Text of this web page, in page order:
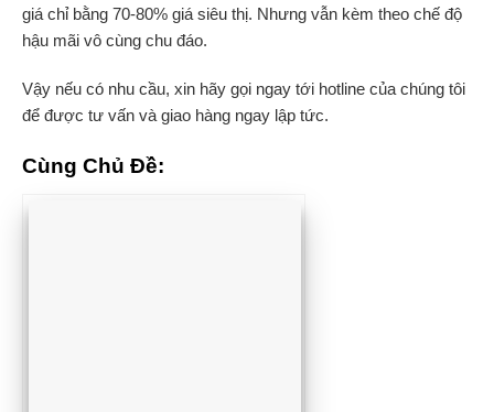
giá chỉ bằng 70-80% giá siêu thị. Nhưng vẫn kèm theo chế độ
hậu mãi vô cùng chu đáo.
Vậy nếu có nhu cầu, xin hãy gọi ngay tới hotline của chúng tôi
để được tư vấn và giao hàng ngay lập tức.
Cùng Chủ Đề: